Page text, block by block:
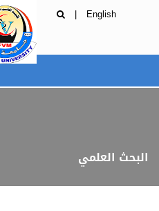
English
|
البحث العلمي